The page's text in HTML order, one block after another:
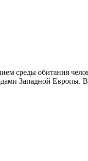
среды обитания
Западной Европы.